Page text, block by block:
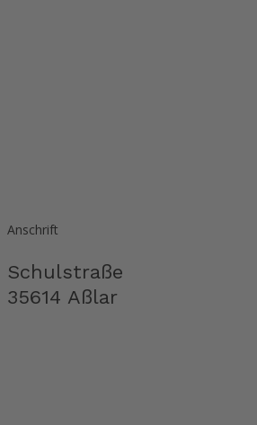
Anschrift
Schulstraße
35614 Aßlar